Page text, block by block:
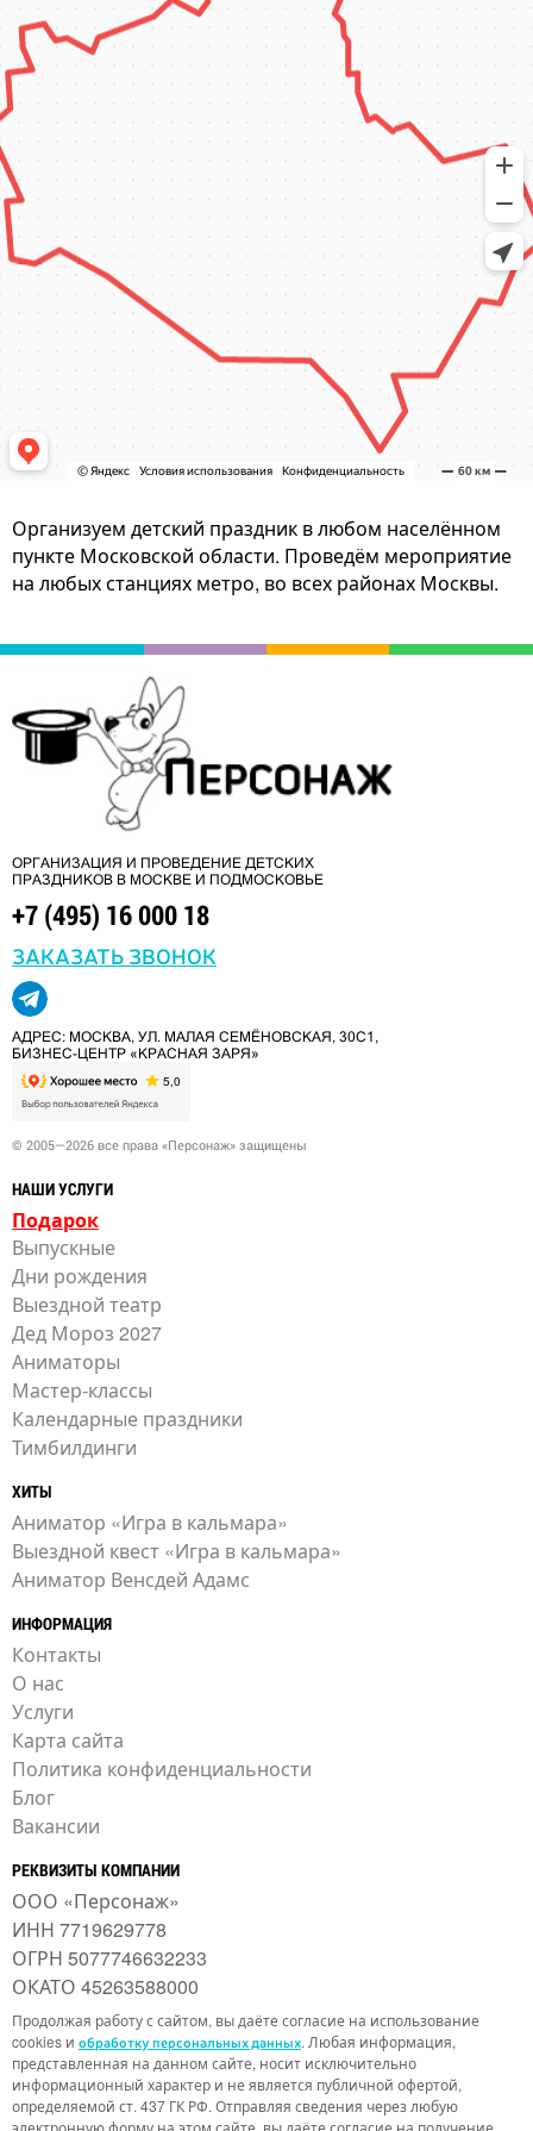
Организуем детский праздник в любом населённом
пункте Московской области. Проведём мероприятие
на любых станциях метро, во всех районах Москвы.
ОРГАНИЗАЦИЯ И ПРОВЕДЕНИЕ ДЕТСКИХ
ПРАЗДНИКОВ В МОСКВЕ И ПОДМОСКОВЬЕ
+7 (495) 16 000 18
ЗАКАЗАТЬ ЗВОНОК
АДРЕС: МОСКВА, УЛ. МАЛАЯ СЕМЁНОВСКАЯ, 30С1,
БИЗНЕС-ЦЕНТР «КРАСНАЯ ЗАРЯ»
© 2005—2026 все права «Персонаж» защищены
НАШИ УСЛУГИ
Подарок
Выпускные
Дни рождения
Выездной театр
Дед Мороз 2027
Аниматоры
Мастер-классы
Календарные праздники
Тимбилдинги
ХИТЫ
Аниматор «Игра в кальмара»
Выездной квест «Игра в кальмара»
Аниматор Венсдей Адамс
ИНФОРМАЦИЯ
Контакты
О нас
Услуги
Карта сайта
Политика конфиденциальности
Блог
Вакансии
РЕКВИЗИТЫ КОМПАНИИ
ООО «Персонаж»
ИНН 7719629778
ОГРН 5077746632233
ОКАТО 45263588000
Продолжая работу с сайтом, вы даёте согласие на использование
cookies и обработку персональных данных. Любая информация,
представленная на данном сайте, носит исключительно
информационный характер и не является публичной офертой,
определяемой ст. 437 ГК РФ. Отправляя сведения через любую